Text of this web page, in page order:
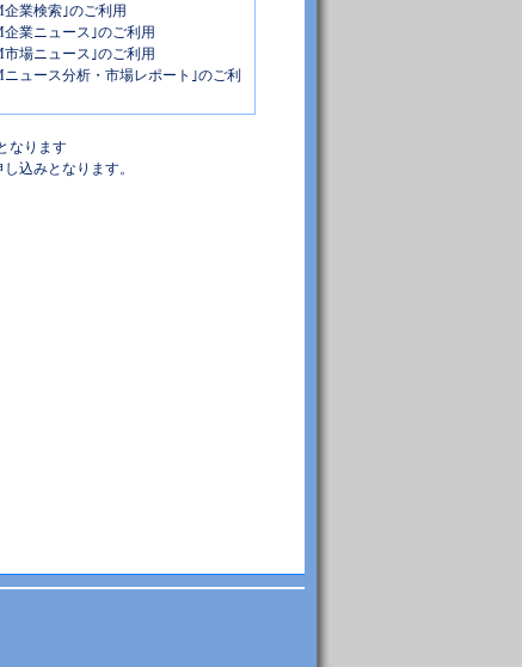
企業検索｣のご利用
企業ニュース｣のご利用
市場ニュース｣のご利用
ニュース分析・市場レポート｣のご利
なります
込みとなります。